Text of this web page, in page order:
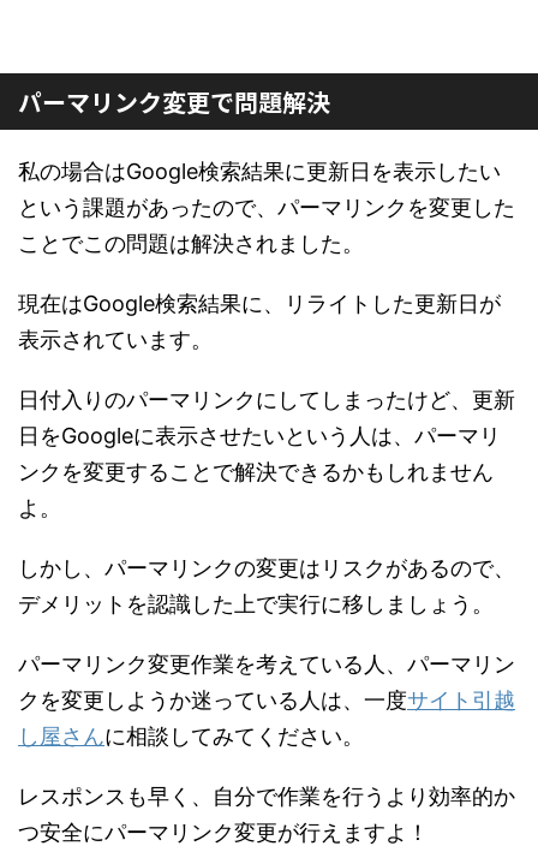
パーマリンク変更で問題解決
私の場合はGoogle検索結果に更新日を表示したい
という課題があったので、パーマリンクを変更した
ことでこの問題は解決されました。
現在はGoogle検索結果に、リライトした更新日が
表示されています。
日付入りのパーマリンクにしてしまったけど、更新
日をGoogleに表示させたいという人は、パーマリ
ンクを変更することで解決できるかもしれません
よ。
しかし、パーマリンクの変更はリスクがあるので、
デメリットを認識した上で実行に移しましょう。
パーマリンク変更作業を考えている人、パーマリン
クを変更しようか迷っている人は、一度サイト引越
し屋さんに相談してみてください。
レスポンスも早く、自分で作業を行うより効率的か
つ安全にパーマリンク変更が行えますよ！